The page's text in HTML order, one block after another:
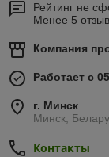
Рейтинг не
Менее 5
Компания
Работает с
г. Минск
Минск,
Контакты